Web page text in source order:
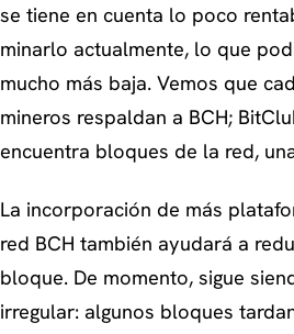
se tiene en cuenta lo poco
minarlo actualmente, lo que
mucho más baja. Vemos que
mineros respaldan a BCH;
encuentra bloques de la red,
La incorporación de más
red BCH también ayudará a
bloque. De momento, sigue
irregular: algunos bloques